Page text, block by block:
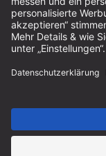
AGB
Datenschutz
Cookie-Einstellungen
© 2026 sauter GmbH
* kostenloser
Deutschlands für die
Sperrgut und Fracht
In Abh. des